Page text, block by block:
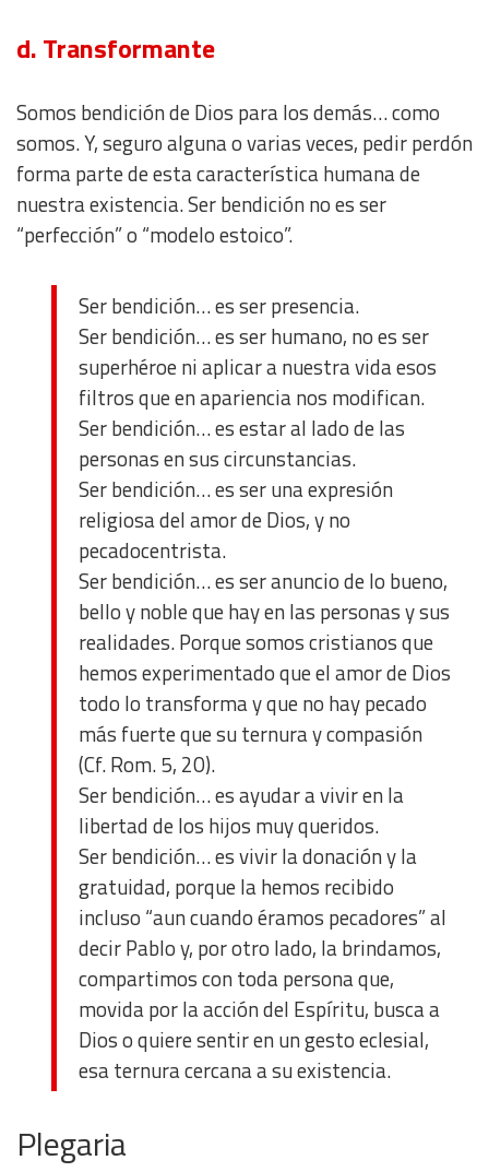
d. Transformante
Somos bendición de Dios para los demás… como
somos. Y, seguro alguna o varias veces, pedir perdón
forma parte de esta característica humana de
nuestra existencia. Ser bendición no es ser
“perfección” o “modelo estoico”.
Ser bendición… es ser presencia.
Ser bendición… es ser humano, no es ser
superhéroe ni aplicar a nuestra vida esos
filtros que en apariencia nos modifican.
Ser bendición… es estar al lado de las
personas en sus circunstancias.
Ser bendición… es ser una expresión
religiosa del amor de Dios, y no
pecadocentrista.
Ser bendición… es ser anuncio de lo bueno,
bello y noble que hay en las personas y sus
realidades. Porque somos cristianos que
hemos experimentado que el amor de Dios
todo lo transforma y que no hay pecado
más fuerte que su ternura y compasión
(Cf. Rom. 5, 20).
Ser bendición… es ayudar a vivir en la
libertad de los hijos muy queridos.
Ser bendición… es vivir la donación y la
gratuidad, porque la hemos recibido
incluso “aun cuando éramos pecadores” al
decir Pablo y, por otro lado, la brindamos,
compartimos con toda persona que,
movida por la acción del Espíritu, busca a
Dios o quiere sentir en un gesto eclesial,
esa ternura cercana a su existencia.
Plegaria